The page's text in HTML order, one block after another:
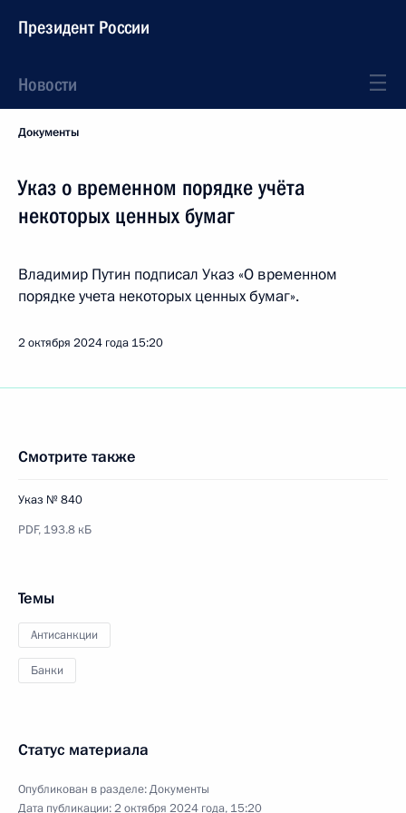
Президент России
Новости
Документы
Указ о временном порядке учёта
некоторых ценных бумаг
Владимир Путин подписал Указ «О временном
порядке учета некоторых ценных бумаг».
2 октября 2024 года 15:20
Смотрите также
Указ № 840
PDF, 193.8 кБ
Темы
Антисанкции
Банки
Статус материала
Опубликован в разделе:Документы
Дата публикации:2 октября 2024 года, 15:20